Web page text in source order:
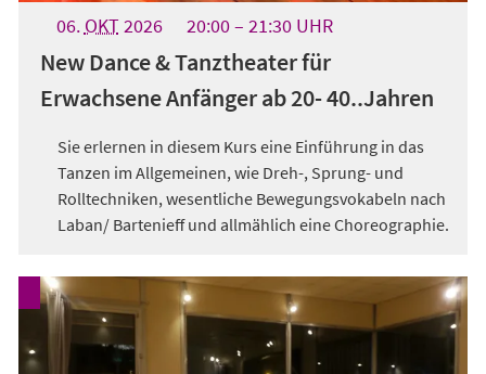
06. OKT2026 20:00 21:30UHR
New Dance & Tanztheater für
Erwachsene Anfänger ab 20- 40..Jahren
Sie erlernen in diesem Kurs eine Einführung in das
Tanzen im Allgemeinen, wie Dreh-, Sprung- und
Rolltechniken, wesentliche Bewegungsvokabeln nach
Laban/ Bartenieff und allmählich eine Choreographie.